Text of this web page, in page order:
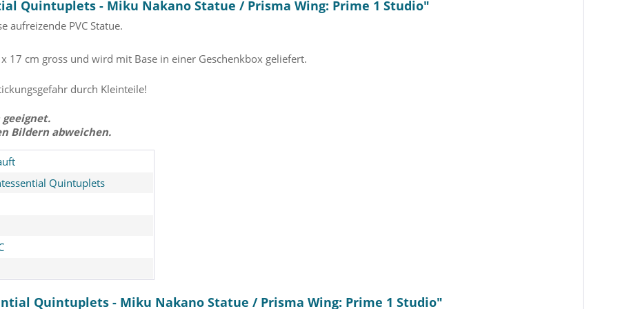
Quintuplets - Miku Nakano Statue / Prisma Wing: Prime 1 Studio"
aufreizende PVC Statue.
17 cm gross und wird mit Base in einer Geschenkbox geliefert.
durch Kleinteile!
Bildern abweichen.
Quintuplets
Quintuplets - Miku Nakano Statue / Prisma Wing: Prime 1 Studio"